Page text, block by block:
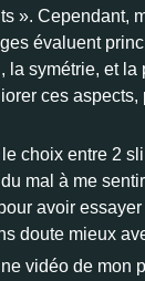
». Cependant,
évaluent
la symétrie, et la
ces aspects,
le choix entre 2
mal à me
avoir
doute mieux
vidéo de mon